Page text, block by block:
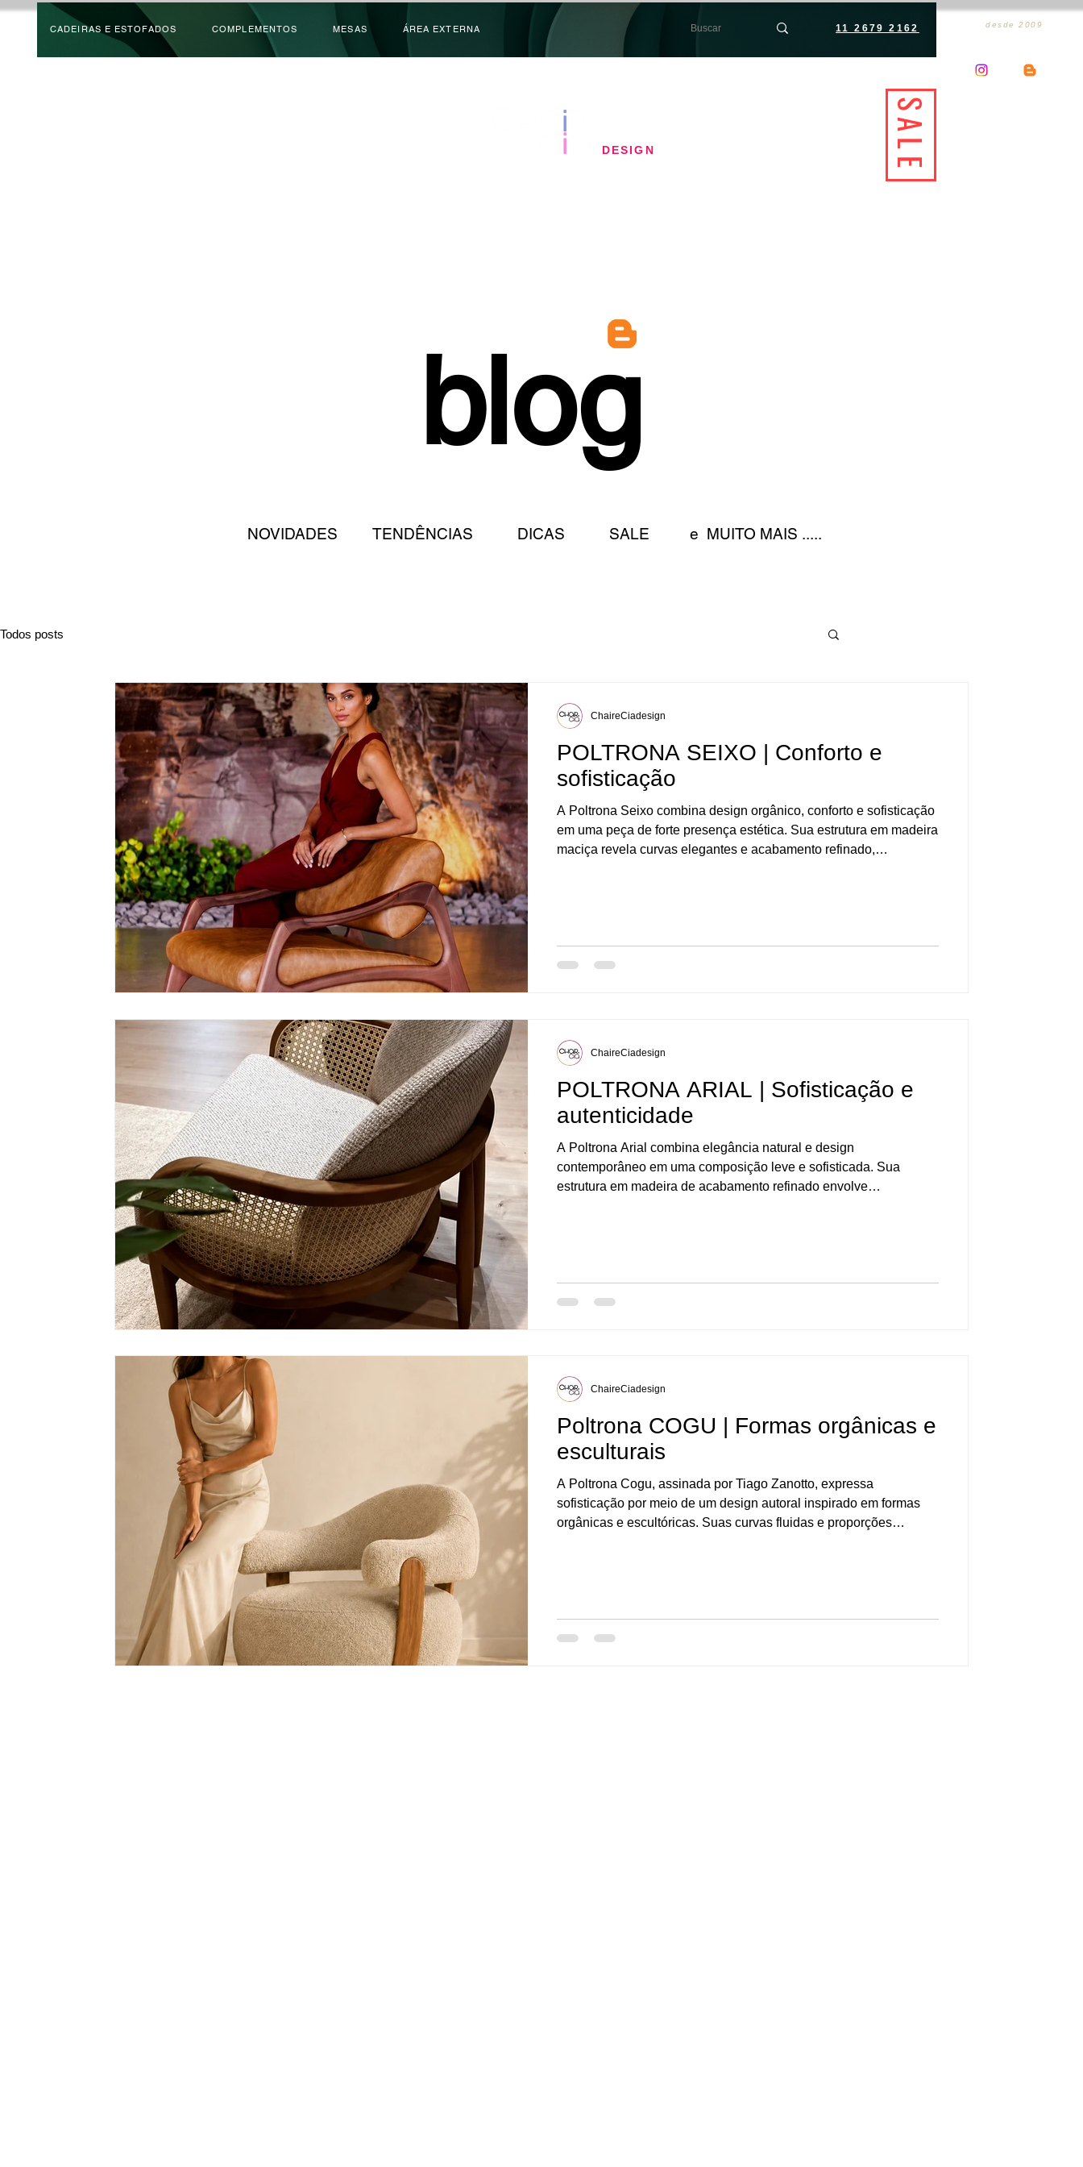
CADEIRAS E ESTOFADOS COMPLEMENTOS MESAS ÁREA EXTERNA 11 2679 2162 desde 2009
​DESIGN SALE
NOVIDADES TENDÊNCIAS DICAS SALE e MUITO MAIS .....
blog
Todos posts
POLTRONA SEIXO | Conforto e
sofisticação
A Poltrona Seixo combina design orgânico, conforto e sofisticação
em uma peça de forte presença estética. Sua estrutura em madeira
maciça revela curvas elegantes e acabamento refinado,
contemporânea que transforma o ambiente com elegância
ChaireCiadesign
POLTRONA ARIAL | Sofisticação e
autenticidade
A Poltrona Arial combina elegância natural e design
contemporâneo em uma composição leve e sofisticada. Sua
estrutura em madeira de acabamento refinado envolve
autenticidade Com proporções equilibradas e conforto envolvente,
a peça traduz
ChaireCiadesign
Poltrona COGU | Formas orgânicas e
esculturais
A Poltrona Cogu, assinada por Tiago Zanotto, expressa
sofisticação por meio de um design autoral inspirado em formas
orgânicas e escultóricas. Suas curvas fluidas e proporções
acabamento. A poltrona de “Formas orgânicas e esculturais” pode
ser pro
ChaireCiadesign